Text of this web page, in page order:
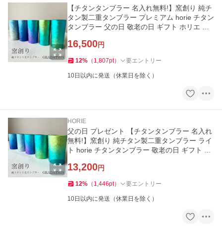
【チタンタンブラー 名入れ無料!】窯創り 純チ
タン製二重タンブラー プレミアム horie チタン
タンブラー 父の日 敬老の日 ギフト ホリエ 退
16,500円
12% （ 1,807pt） 要エントリー
10日以内に発送（休業日を除く）
HORIE
父の日 プレゼント 【チタンタンブラー 名入れ
無料!】窯創り 純チタン製二重タンブラー ライ
ト horie チタンタンブラー 敬老の日 ギフト ホ
13,200円
12% （ 1,446pt） 要エントリー
10日以内に発送（休業日を除く）